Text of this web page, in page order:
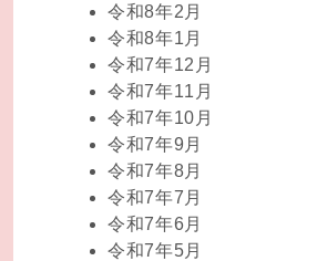
令和8年2月
令和8年1月
令和7年12月
令和7年11月
令和7年10月
令和7年9月
令和7年8月
令和7年7月
令和7年6月
令和7年5月